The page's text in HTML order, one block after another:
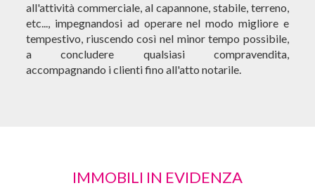
all'attività commerciale, al capannone, stabile, terreno,
etc..., impegnandosi ad operare nel modo migliore e
tempestivo, riuscendo così nel minor tempo possibile,
a concludere qualsiasi compravendita,
accompagnando i clienti fino all'atto notarile.
IMMOBILI IN EVIDENZA